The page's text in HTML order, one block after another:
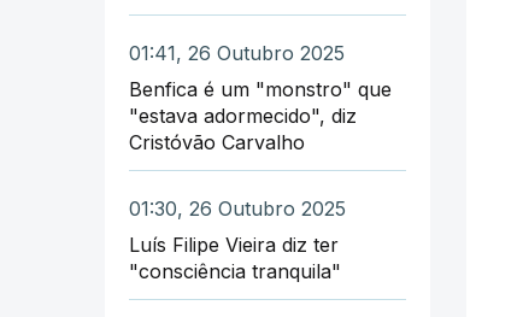
01:41, 26 Outubro 2025
Benfica é um "monstro" que
"estava adormecido", diz
Cristóvão Carvalho
01:30, 26 Outubro 2025
Luís Filipe Vieira diz ter
"consciência tranquila"